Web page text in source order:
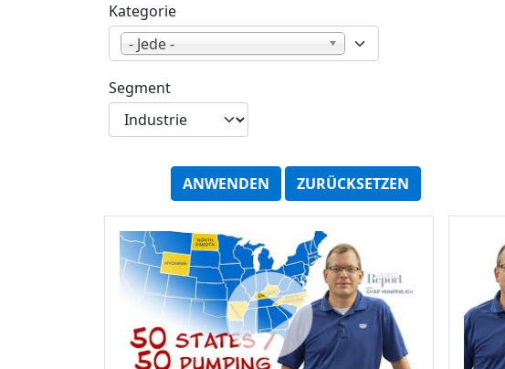
Kategorie
- Jede -
Segment
ANWENDEN ZURÜCKSETZEN